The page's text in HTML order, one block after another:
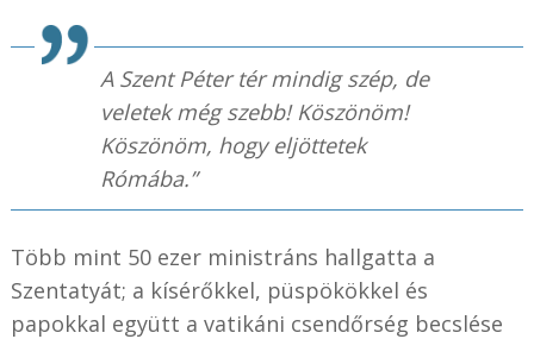
A Szent Péter tér mindig szép, de
veletek még szebb! Köszönöm!
Köszönöm, hogy eljöttetek
Rómába.”
Több mint 50 ezer ministráns hallgatta a
Szentatyát; a kísérőkkel, püspökökkel és
papokkal együtt a vatikáni csendőrség becslése